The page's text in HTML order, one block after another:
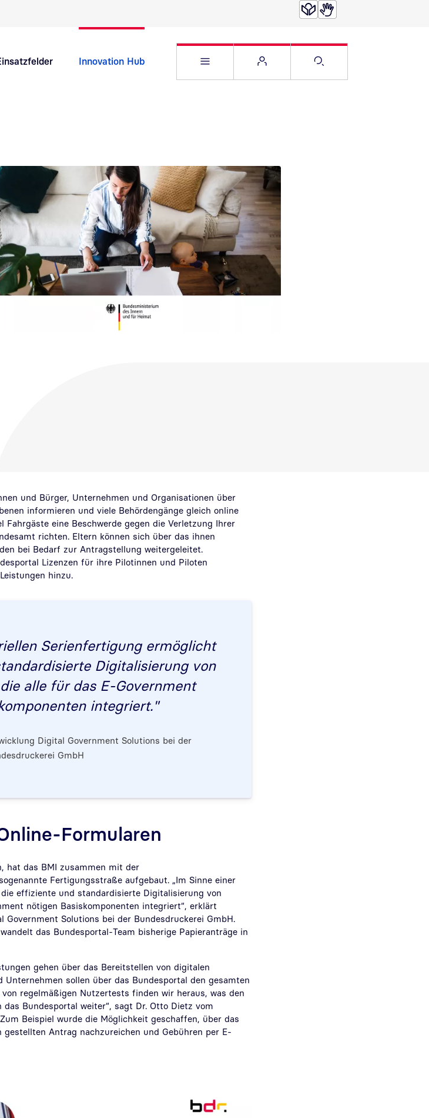
Innovation Hub Websitemenü öffnenService Menü öffnen
Suche öffnen
und Bürger, Unternehmen und Organisationen über
informieren und viele Behördengänge gleich online
Fahrgäste eine Beschwerde gegen die Verletzung Ihrer
richten. Eltern können sich über das ihnen
bei Bedarf zur Antragstellung weitergeleitet.
Lizenzen für ihre Pilotinnen und Piloten
hinzu.
Serienfertigung ermöglicht
Digitalisierung von
alle für das E-Government
integriert."
Digital Government Solutions bei der
GmbH
Formularen
hat das BMI zusammen mit der
Fertigungsstraße aufgebaut. „Im Sinne einer
effiziente und standardisierte Digitalisierung von
nötigen Basiskomponenten integriert“, erklärt
Solutions bei der Bundesdruckerei GmbH.
das Bundesportal-Team bisherige Papieranträge in
gehen über das Bereitstellen von digitalen
sollen über das Bundesportal den gesamten
regelmäßigen Nutzertests finden wir heraus, was den
Bundesportal weiter“, sagt Dr. Otto Dietz vom
Beispiel wurde die Möglichkeit geschaffen, über das
Antrag nachzureichen und Gebühren per E-